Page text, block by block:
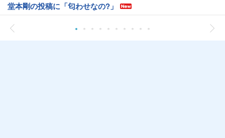
堂本剛の投稿に「匂わせなの?」